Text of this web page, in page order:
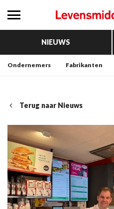
NIEUWS
Ondernemers Fabrikanten
Terug naar Nieuws